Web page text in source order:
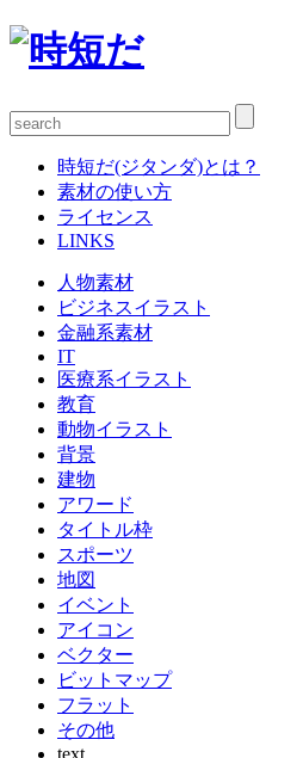
時短だ(ジタンダ)とは？
素材の使い方
ライセンス
LINKS
人物素材
ビジネスイラスト
金融系素材
IT
医療系イラスト
教育
動物イラスト
背景
建物
アワード
タイトル枠
スポーツ
地図
イベント
アイコン
ベクター
ビットマップ
フラット
その他
text